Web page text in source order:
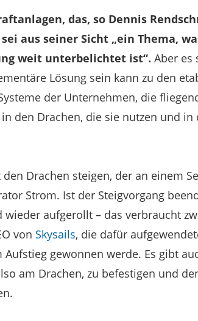
das, so Dennis
sei aus seiner Sicht „ein Thema,
weit unterbelichtet ist“. Aber es
Lösung sein kann zu den
der Unternehmen, die
den Drachen, die sie nutzen und in
Drachen steigen, der an einem
Strom. Ist der Steigvorgang
aufgerollt – das verbraucht
von Skysails, die dafür
gewonnen werde. Es gibt
am Drachen, zu befestigen und